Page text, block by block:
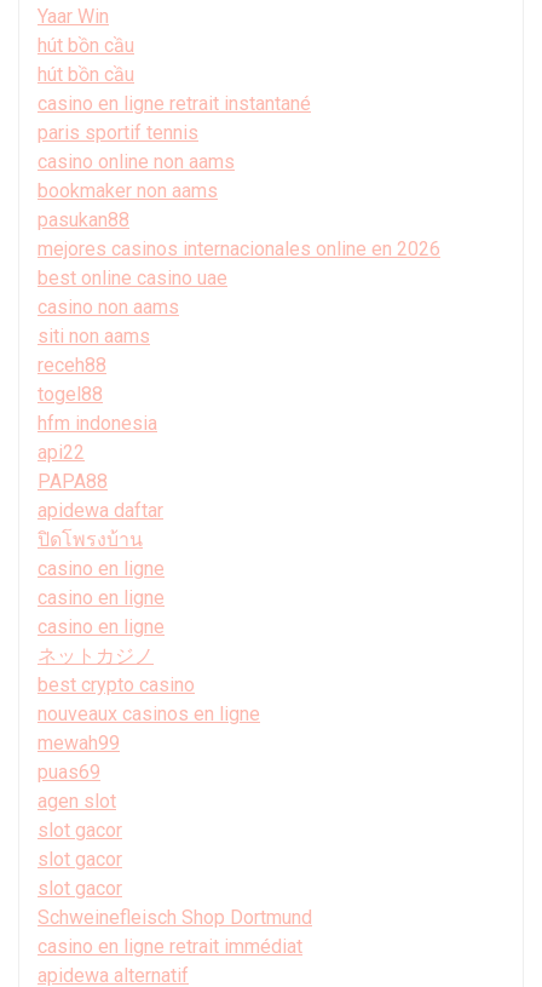
Yaar Win
hút bồn cầu
hút bồn cầu
casino en ligne retrait instantané
paris sportif tennis
casino online non aams
bookmaker non aams
pasukan88
mejores casinos internacionales online en 2026
best online casino uae
casino non aams
siti non aams
receh88
togel88
hfm indonesia
api22
PAPA88
apidewa daftar
ปิดโพรงบ้าน
casino en ligne
casino en ligne
casino en ligne
ネットカジノ
best crypto casino
nouveaux casinos en ligne
mewah99
puas69
agen slot
slot gacor
slot gacor
slot gacor
Schweinefleisch Shop Dortmund
casino en ligne retrait immédiat
apidewa alternatif